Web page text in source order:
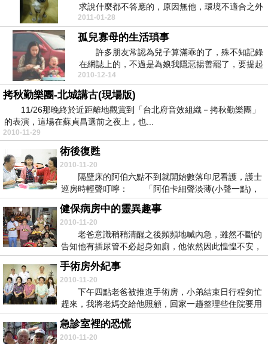
求說什麼都不答應的，原因無他，環境不適合之外
也沒有時間好...
2011-01-28
孤兒寡母的生活瑣事
許多朋友常認為兒子算滿乖的了，殊不知記錄
在網誌上的，不過是為娘我隱惡揚善罷了，要提起
他做的那些傷...
2010-12-14
拷秋勤樂團-北城講古(現場版)
11/26那晚終於近距離地觀賞到「台北府音效組織－拷秋勤樂團」
的表演，這場在蘇貞昌選前之夜上，也...
2010-11-29
術後復甦
2010-11-20
隔壁床的阿伯六點不到就開始數落印尼看護，護士
巡房時輕聲叮嚀： 「阿伯卡細聲淡薄(小聲一點)，
會...
健保病房中的靈異趣事
2010-11-20
老爸意識稍稍清醒之後頻頻地喊內急，雖然不斷的
告知他有插尿管不必起身如廁，他依然因此惶惶不安，
護士...
手術房外紀事
2010-11-20
下午四點老爸被推進手術房，小弟結束日行程匆忙
趕來，我將老媽交給他照顧，回家一趟整理些住院要用
的衣...
急診室裡的恐慌
2010-11-20